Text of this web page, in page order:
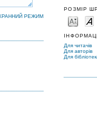
РОЗМІР
Для читачів
Для авторів
Для
РЕЖИМ